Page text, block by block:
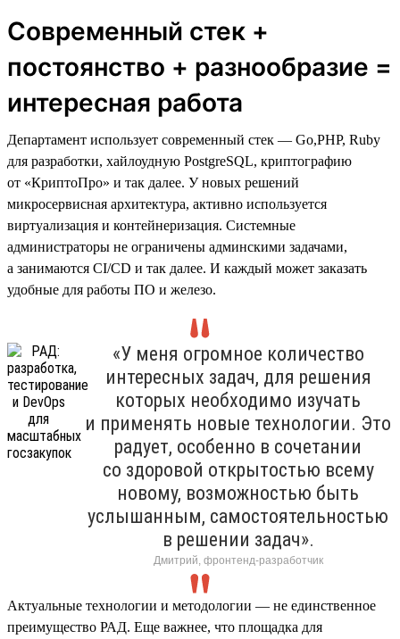
Современный стек +
постоянство + разнообразие =
интересная работа
Департамент использует современный стек — Go,PHP, Ruby
для разработки, хайлоудную PostgreSQL, криптографию
от «КриптоПро» и так далее. У новых решений
микросервисная архитектура, активно используется
виртуализация и контейнеризация. Системные
администраторы не ограничены админскими задачами,
а занимаются CI/CD и так далее. И каждый может заказать
удобные для работы ПО и железо.
«У меня огромное количество
интересных задач, для решения
которых необходимо изучать
и применять новые технологии. Это
радует, особенно в сочетании
со здоровой открытостью всему
новому, возможностью быть
услышанным, самостоятельностью
в решении задач».
Дмитрий, фронтенд-разработчик
Актуальные технологии и методологии — не единственное
преимущество РАД. Еще важнее, что площадка для